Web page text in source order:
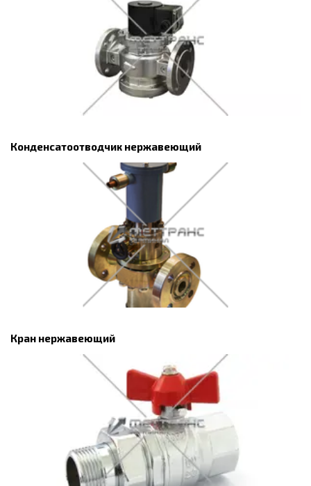
Конденсатоотводчик нержавеющий
Кран нержавеющий